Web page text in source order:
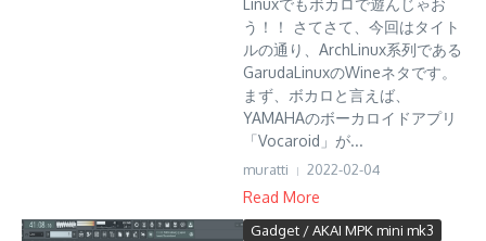
Linuxでもボカロで遊んじゃお
う！！ さてさて、今回はタイト
ルの通り、ArchLinux系列である
GarudaLinuxのWineネタです。
まず、ボカロと言えば、
YAMAHAのボーカロイドアプリ
「Vocaroid」が...
muratti 2022-02-04
Read More
Gadget / AKAI MPK mini mk3